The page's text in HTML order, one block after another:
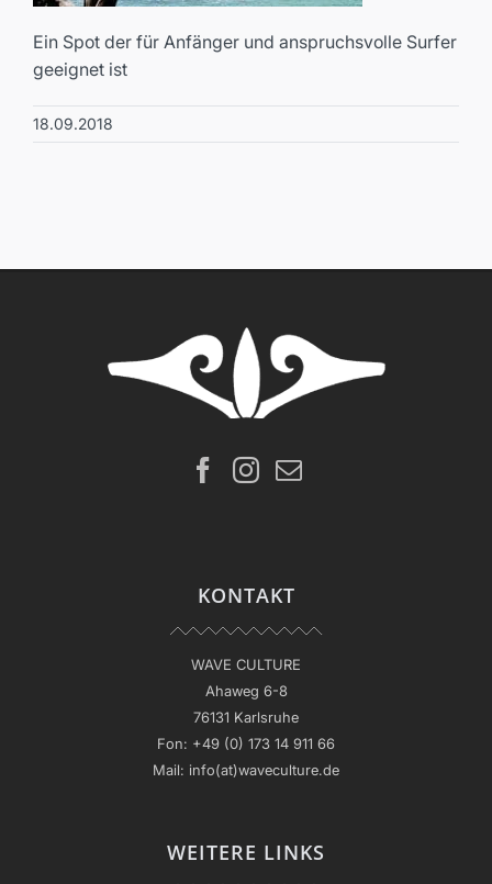
Ein Spot der für Anfänger und anspruchsvolle Surfer
geeignet ist
18.09.2018
KONTAKT
WAVE CULTURE
Ahaweg 6-8
76131 Karlsruhe
Fon: +49 (0) 173 14 911 66
Mail: info(at)waveculture.de
WEITERE LINKS